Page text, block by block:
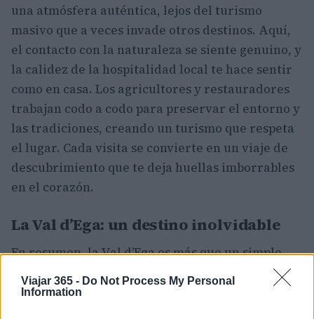
Viajar 365 - Do Not Process My Personal
Information
una atmósfera auténtica, lejos del turismo
masivo que a veces invade otros destinos. Aquí,
el contacto con la naturaleza se siente genuino, y
la calidez de la hospitalidad local te hace sentir
como en casa. Los agricultores y restauradores
trabajan codo a codo para preservar el entorno y
las tradiciones, creando un turismo que respeta
el lugar. Cada visita se convierte en un viaje de
descubrimiento que te deja huellas imborrables
en el corazón.
La Val d’Ega: un destino inolvidable
En resumen, la Val d’Ega es más que un simple
destino turístico; es una experiencia donde la
naturaleza, la cultura y la gastronomía se